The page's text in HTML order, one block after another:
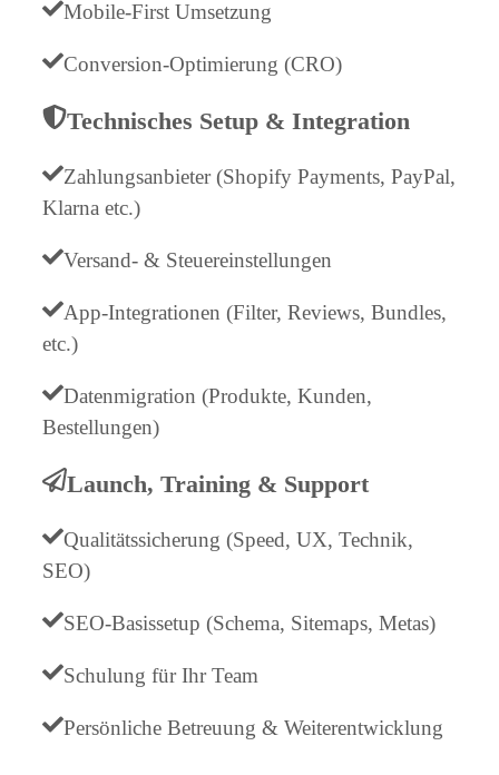
Mobile-First Umsetzung
Conversion-Optimierung (CRO)
Technisches Setup & Integration
Zahlungsanbieter (Shopify Payments, PayPal,
Klarna etc.)
Versand- & Steuereinstellungen
App-Integrationen (Filter, Reviews, Bundles,
etc.)
Datenmigration (Produkte, Kunden,
Bestellungen)
Launch, Training & Support
Qualitätssicherung (Speed, UX, Technik,
SEO)
SEO-Basissetup (Schema, Sitemaps, Metas)
Schulung für Ihr Team
Persönliche Betreuung & Weiterentwicklung